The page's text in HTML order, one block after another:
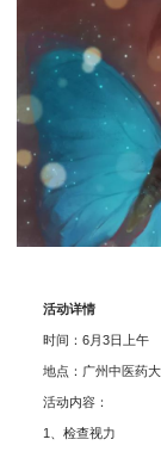
活动详情
时间：6月3日上午
地点：广州中医药大
活动内容：
1、检查视力